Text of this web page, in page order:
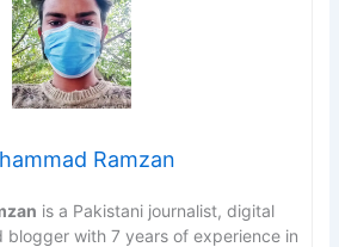
Ramzan
is a Pakistani journalist, digital
blogger with 7 years of experience in